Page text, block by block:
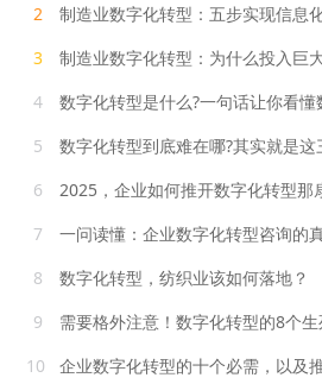
2
制造业数字化转型：五步实现信息
3
制造业数字化转型：为什么投入巨大，
4
数字化转型是什么?一句话让你看
5
数字化转型到底难在哪?其实就是这
6
2025，企业如何推开数字化转型那
7
一问读懂：企业数字化转型咨询的
8
数字化转型，纺织业该如何落地？
9
需要格外注意！数字化转型的8个生
10
企业数字化转型的十个必需，以及